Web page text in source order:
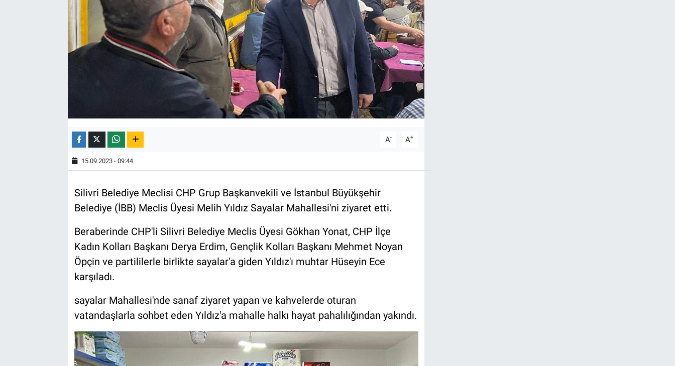
A- A+
15.09.2023 - 09:44
Silivri Belediye Meclisi CHP Grup Başkanvekili ve İstanbul Büyükşehir
Belediye (İBB) Meclis Üyesi Melih Yıldız Sayalar Mahallesi'ni ziyaret etti.
Beraberinde CHP'li Silivri Belediye Meclis Üyesi Gökhan Yonat, CHP İlçe
Kadın Kolları Başkanı Derya Erdim, Gençlik Kolları Başkanı Mehmet Noyan
Öpçin ve partililerle birlikte sayalar'a giden Yıldız'ı muhtar Hüseyin Ece
karşıladı.
sayalar Mahallesi'nde sanaf ziyaret yapan ve kahvelerde oturan
vatandaşlarla sohbet eden Yıldız'a mahalle halkı hayat pahalılığından yakındı.